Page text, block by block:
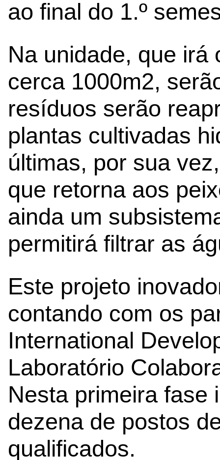
ao final do 1.º
Na unidade, que irá
cerca 1000m2,
resíduos serão
plantas cultivadas
últimas, por sua
que retorna aos
ainda um
permitirá filtrar as
Este projeto
contando com os
International
Laboratório
Nesta primeira fase
dezena de postos
qualificados.